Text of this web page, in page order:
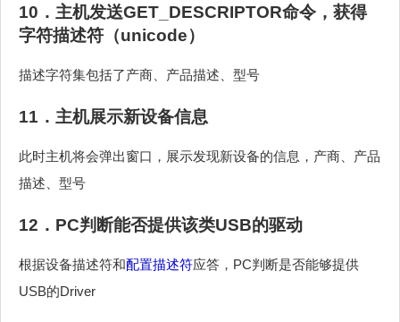
10．主机发送GET_DESCRIPTOR命令，获得
字符描述符（unicode）
描述字符集包括了产商、产品描述、型号
11．主机展示新设备信息
此时主机将会弹出窗口，展示发现新设备的信息，产商、产品
描述、型号
12．PC判断能否提供该类USB的驱动
根据设备描述符和配置描述符应答，PC判断是否能够提供
USB的Driver